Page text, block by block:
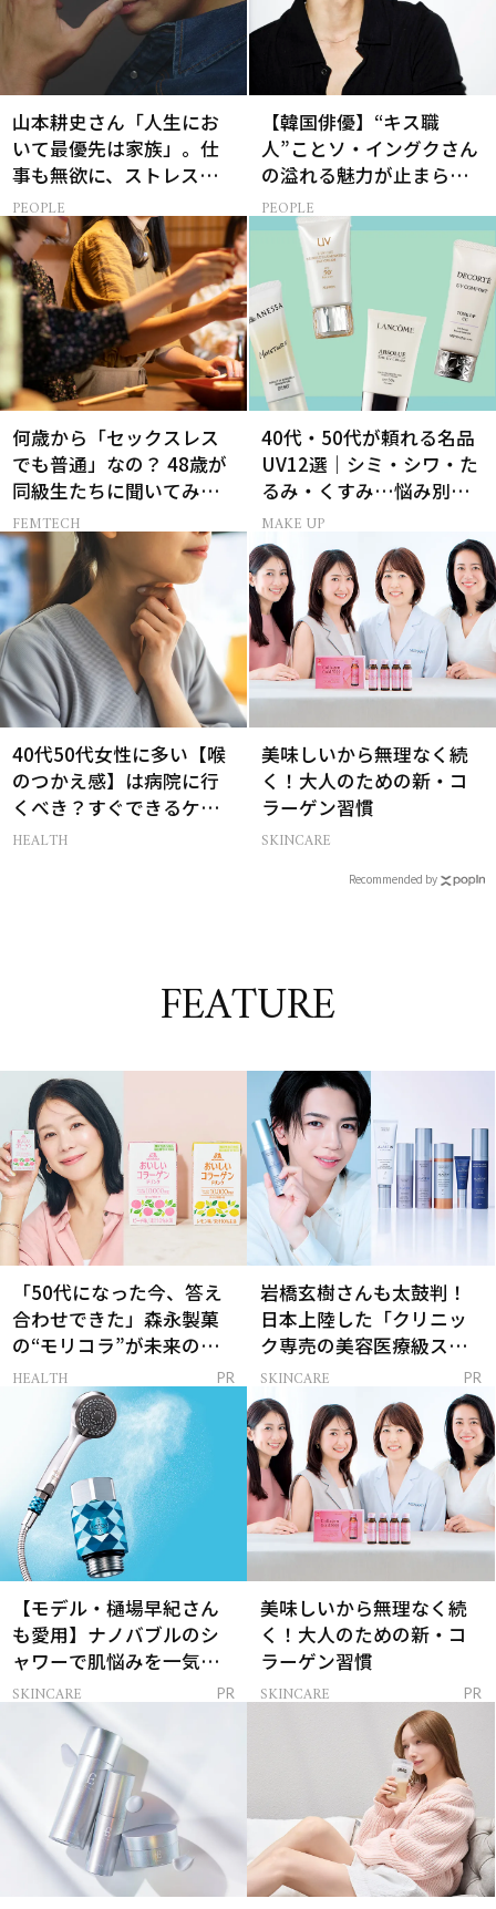
山本耕史さん「人生にお
いて最優先は家族」。仕
事も無欲に、ストレスを
溜めない生き方
PEOPLE
【韓国俳優】“キス職
人”ことソ・イングクさん
の溢れる魅力が止まらな
い【特別画像集】
PEOPLE
何歳から「セックスレス
でも普通」なの？ 48歳が
同級生たちに聞いてみた
ら…
FEMTECH
40代・50代が頼れる名品
UV12選｜シミ・シワ・た
るみ・くすみ…悩み別ベ
スコス受賞の日焼け止め
MAKE UP
40代50代女性に多い【喉
のつかえ感】は病院に行
くべき？すぐできるケア5
選も！
HEALTH
美味しいから無理なく続
く！大人のための新・コ
ラーゲン習慣
SKINCARE
Recommended by
FEATURE
「50代になった今、答え
合わせできた」森永製菓
の“モリコラ”が未来のキ
レイを連れてくる！
HEALTH PR
岩橋玄樹さんも太鼓判！
日本上陸した「クリニッ
ク専売の美容医療級スキ
ンケア」
SKINCARE PR
【モデル・樋場早紀さん
も愛用】ナノバブルのシ
ャワーで肌悩みを一気に
解決
SKINCARE PR
美味しいから無理なく続
く！大人のための新・コ
ラーゲン習慣
SKINCARE PR